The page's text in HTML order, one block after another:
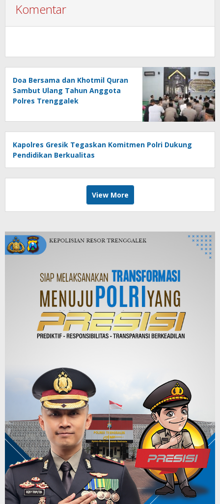
Komentar
Doa Bersama dan Khotmil Quran
Sambut Ulang Tahun Anggota
Polres Trenggalek
Kapolres Gresik Tegaskan Komitmen Polri Dukung
Pendidikan Berkualitas
View More